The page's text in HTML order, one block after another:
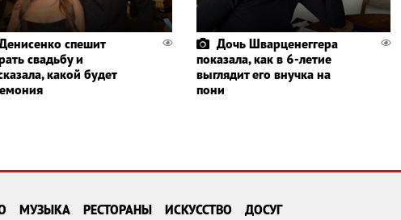
спешит
свадьбу и
какой будет
Дочь Шварценеггера
показала, как в 6-летие
выглядит его внучка на
пони
МУЗЫКА РЕСТОРАНЫ ИСКУССТВО ДОСУГ